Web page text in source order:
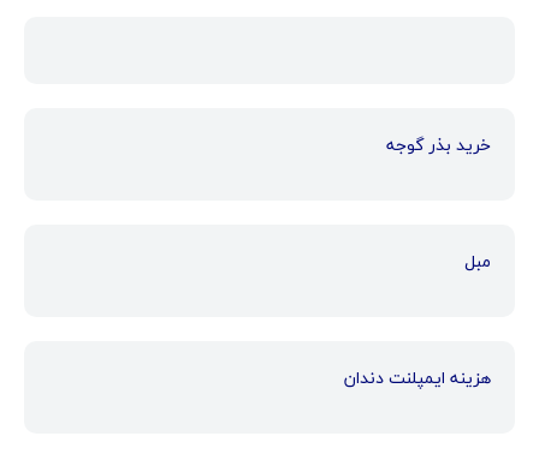
خرید بذر گوجه
مبل
هزینه ایمپلنت دندان